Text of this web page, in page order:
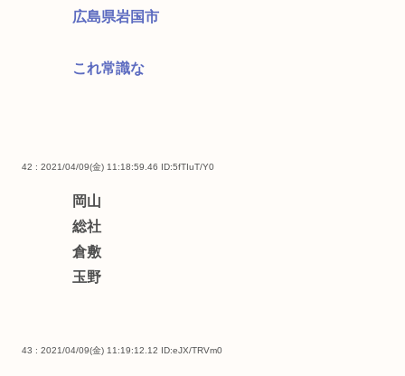
広島県岩国市
これ常識な
42 : 2021/04/09(金) 11:18:59.46 ID:5fTIuT/Y0
岡山
総社
倉敷
玉野
43 : 2021/04/09(金) 11:19:12.12 ID:eJX/TRVm0